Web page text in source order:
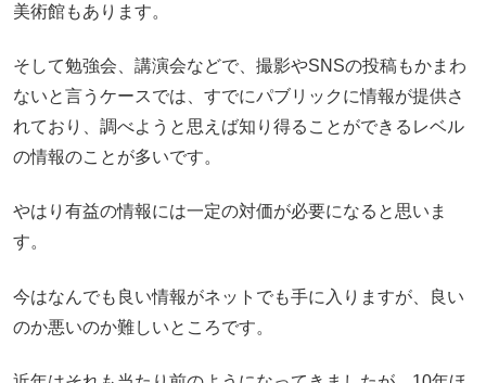
美術館もあります。
そして勉強会、講演会などで、撮影やSNSの投稿もかまわ
ないと言うケースでは、すでにパブリックに情報が提供さ
れており、調べようと思えば知り得ることができるレベル
の情報のことが多いです。
やはり有益の情報には一定の対価が必要になると思いま
す。
今はなんでも良い情報がネットでも手に入りますが、良い
のか悪いのか難しいところです。